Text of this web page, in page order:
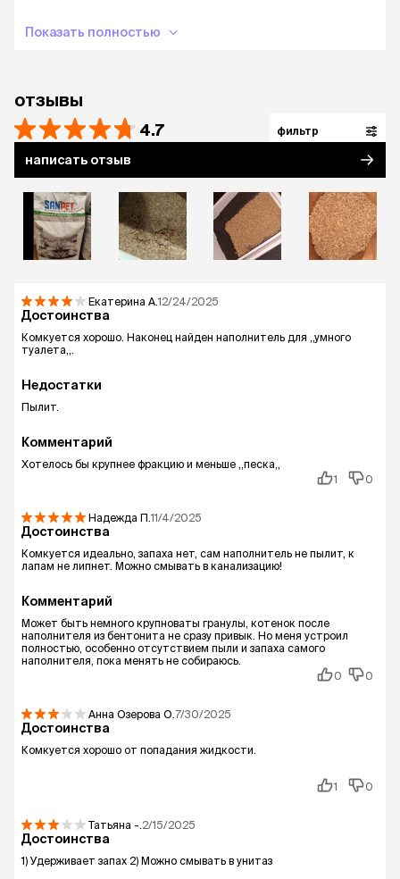
Досыпьте слой наполнителя до высоты 4 см.
воздуха 30-80%, беречь от прямого попадания
влаги, держать вдали от огня.
Показать полностью
отзывы
4.7 фильтр
написать отзыв
Екатерина А.12/24/2025
Достоинства
Комкуется хорошо. Наконец найден наполнитель для ,,умного
туалета,,.
Недостатки
Пылит.
Комментарий
Хотелось бы крупнее фракцию и меньше ,,песка,,
1
0
Надежда П.11/4/2025
Достоинства
Комкуется идеально, запаха нет, сам наполнитель не пылит, к
лапам не липнет. Можно смывать в канализацию!
Комментарий
Может быть немного крупноваты гранулы, котенок после
наполнителя из бентонита не сразу привык. Но меня устроил
полностью, особенно отсутствием пыли и запаха самого
наполнителя, пока менять не собираюсь.
0
0
Анна Озерова О. 7/30/2025
Достоинства
Комкуется хорошо от попадания жидкости.
1 0
Татьяна -. 2/15/2025
Достоинства
1) Удерживает запах 2) Можно смывать в унитаз